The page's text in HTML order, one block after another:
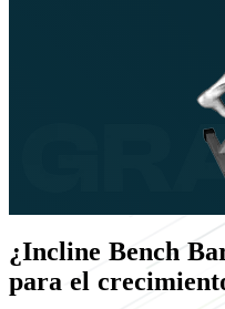
¿Incline Bench
para el